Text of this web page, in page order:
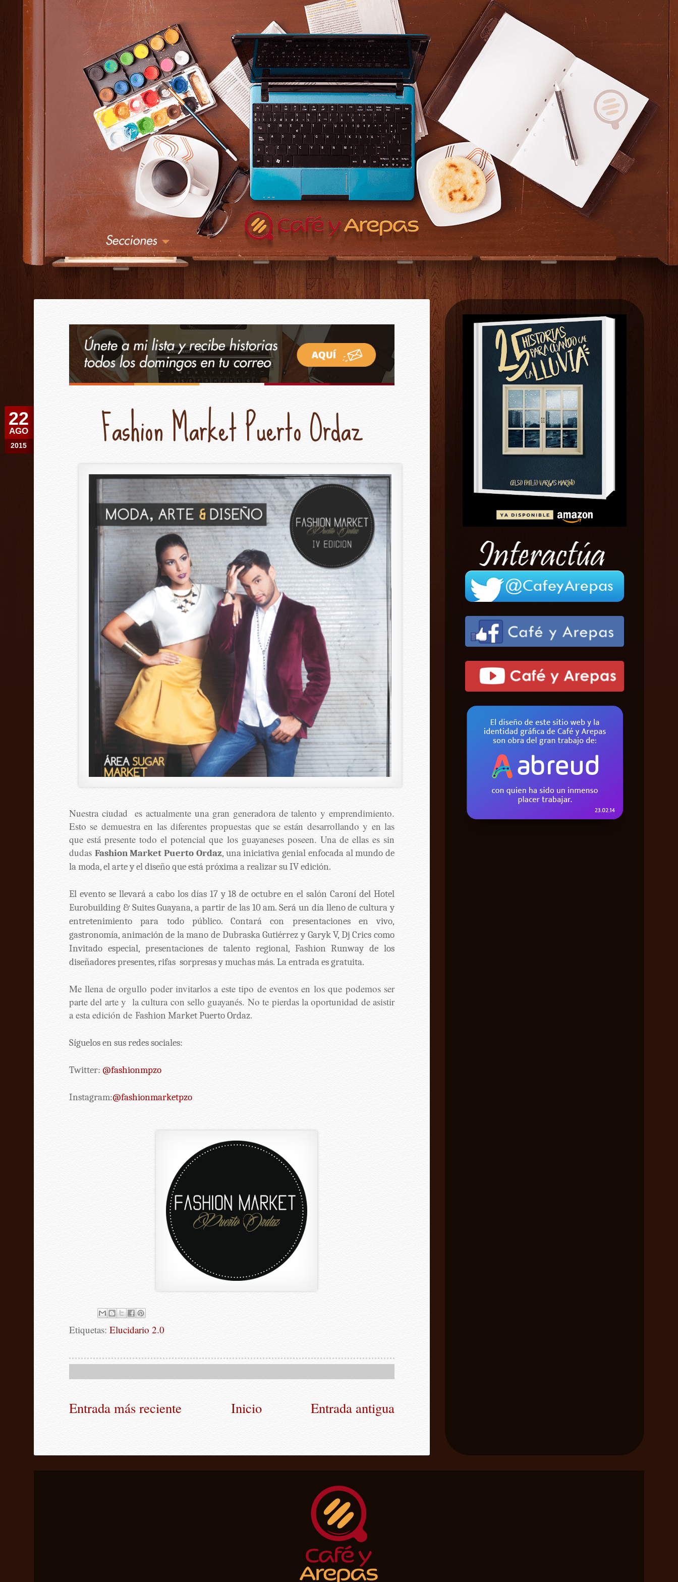
Elucidario 2.0
L'amour
La vida misma
Linearis
Retazos
Érase una vez
¿CAFÉ Y AREPAS? CONTACTO EXTRAS
INICIO
22
AGO
2015 Fashion Market Puerto Ordaz
Nuestra ciudad
es actualmente una gran generadora de talento y emprendimiento.
Esto se demuestra en las diferentes propuestas que se están desarrollando y en las
que está presente todo el potencial que los guayaneses poseen. Una de ellas es sin
dudas Fashion Market Puerto Ordaz, una iniciativa genial enfocada al mundo de
la moda, el arte y el diseño que está próxima a realizar su IV edición.
El evento se llevará a cabo los días 17 y 18 de octubre en el salón Caroní del Hotel
Eurobuilding & Suites Guayana, a partir de las 10 am. Será un día lleno de cultura y
entretenimiento para todo público. Contará con presentaciones en vivo,
gastronomía, animación de la mano de Dubraska Gutiérrez y Garyk V, Dj Crics como
Invitado especial, presentaciones de talento regional, Fashion Runway de los
diseñadores presentes, rifas sorpresas y muchas más. La entrada es gratuita.
Me llena de orgullo poder invitarlos a este tipo de eventos en los que podemos ser
parte del arte y la cultura con sello guayanés. No te pierdas la oportunidad de asistir
a esta edición de Fashion Market Puerto Ordaz.
Síguelos en sus redes sociales:
Twitter: @fashionmpzo
Instagram:@fashionmarketpzo
Etiquetas: Elucidario 2.0
Entrada más reciente Entrada antigua
Inicio